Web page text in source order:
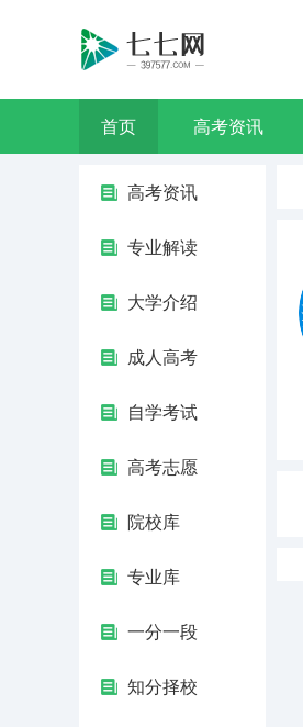
首页 高考资讯
高考资讯
专业解读
大学介绍
成人高考
自学考试
高考志愿
院校库
专业库
一分一段
知分择校